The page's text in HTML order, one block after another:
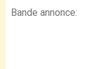
Bande annonce: